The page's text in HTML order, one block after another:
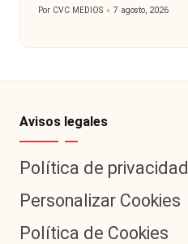
Publicado
Por CVC MEDIOS 7 agosto, 2026
Avisos legales
Política de privacidad
Personalizar Cookies
Política de Cookies